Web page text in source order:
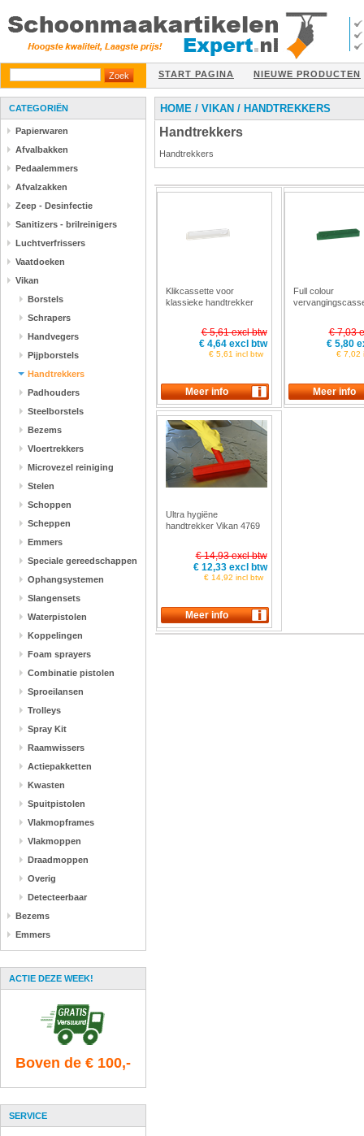
START PAGINA NIEUWE PRODUCTEN
CATEGORIËN
Papierwaren
Afvalbakken
Pedaalemmers
Afvalzakken
Zeep - Desinfectie
Sanitizers - brilreinigers
Luchtverfrissers
Vaatdoeken
Vikan
Borstels
Schrapers
Handvegers
Pijpborstels
Handtrekkers
Padhouders
Steelborstels
Bezems
Vloertrekkers
Microvezel reiniging
Stelen
Schoppen
Scheppen
Emmers
Speciale gereedschappen
Ophangsystemen
Slangensets
Waterpistolen
Koppelingen
Foam sprayers
Combinatie pistolen
Sproeilansen
Trolleys
Spray Kit
Raamwissers
Actiepakketten
Kwasten
Spuitpistolen
Vlakmopframes
Vlakmoppen
Draadmoppen
Overig
Detecteerbaar
Bezems
Emmers
ACTIE DEZE WEEK!
Boven de € 100,-
SERVICE
HOME / VIKAN / HANDTREKKERS
Handtrekkers
Handtrekkers
Klikcassette voor
klassieke handtrekker
€ 5,61 excl btw
€ 4,64 excl btw
€ 5,61 incl btw
Full colour
€ 7,03
€ 5,80
€ 7,02
Ultra hygiëne
handtrekker Vikan 4769
€ 14,93 excl btw
€ 12,33 excl btw
€ 14,92 incl btw